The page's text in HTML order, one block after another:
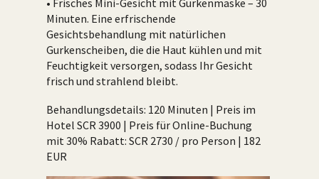
• Frisches Mini-Gesicht mit Gurkenmaske – 30
Minuten. Eine erfrischende
Gesichtsbehandlung mit natürlichen
Gurkenscheiben, die die Haut kühlen und mit
Feuchtigkeit versorgen, sodass Ihr Gesicht
frisch und strahlend bleibt.
Behandlungsdetails: 120 Minuten | Preis im
Hotel SCR 3900 | Preis für Online-Buchung
mit 30% Rabatt: SCR 2730 / pro Person | 182
EUR